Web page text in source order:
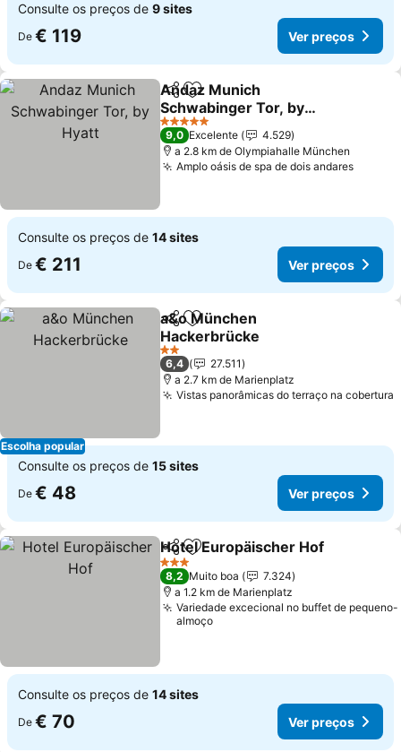
Consulte os preços de 9 sites
De € 119 Ver preços
PartilharAdicionar aos favoritos
Andaz Munich
Schwabinger Tor, by
Hyatt
Ver preços
5 Estrelas
9,0 Excelente
4.529
a 2.8 km de Olympiahalle München
Amplo oásis de spa de dois andaresVer
Consulte os preços de 14 sites
De € 211 Ver preços
Escolha popular
PartilharAdicionar aos favoritos
a&o München
Hackerbrücke
Ver preços
2 Estrelas
6,4
27.511
a 2.7 km de Marienplatz
Vistas panorâmicas do terraço na cobertura
Consulte os preços de 15 sites
De € 48 Ver preços
PartilharAdicionar aos favoritos
Hotel Europäischer Hof
3 Estrelas
8,2 Muito boa
7.324
a 1.2 km de Marienplatz
Variedade excecional no buffet de pequeno-
almoço
Consulte os preços de 14 sites
De € 70 Ver preços